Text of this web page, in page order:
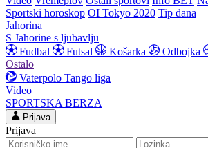
Sportski horoskop OI Tokyo 2020 Tip dana
Jahorina
S Jahorine s ljubavlju
Fudbal
Futsal Košarka Odbojka
Ostalo
Vaterpolo Tango liga
Video
SPORTSKA BERZA
Prijava
Prijava